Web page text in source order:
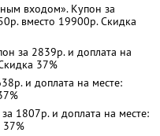
входом». Купон за
вместо 19900р. Скидка
за 2839р. и доплата на
37%
и доплата на месте:
1807р. и доплата на месте:
37%